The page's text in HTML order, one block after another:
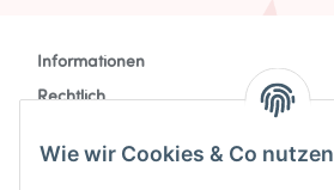
Wie wir Cookies & Co nutzen
Informationen
Rechtlich